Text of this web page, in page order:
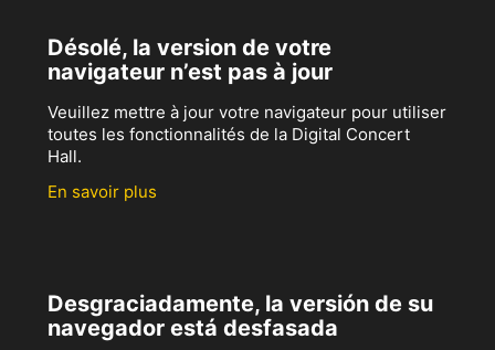
Désolé, la version de votre
navigateur n’est pas à jour
Veuillez mettre à jour votre navigateur pour utiliser
toutes les fonctionnalités de la Digital Concert
Hall.
En savoir plus
Desgraciadamente, la versión de su
navegador está desfasada